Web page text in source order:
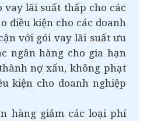
vay lãi suất thấp cho các
điều kiện cho các doanh
với gói vay lãi suất ưu
ngân hàng cho gia hạn
nợ xấu, không phạt
kiện cho doanh nghiệp
hàng giảm các loại phí